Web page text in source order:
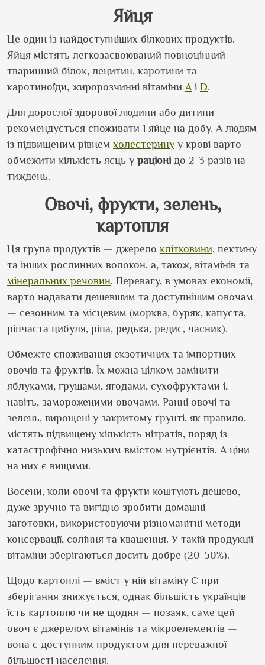
Яйця
Це один із найдоступніших білкових продуктів.
Яйця містять легкозасвоюваний повноцінний
тваринний білок, лецитин, каротини та
каротиноїди, жиророзчинні вітаміни А і D.
Для дорослої здорової людини або дитини
рекомендується споживати 1 яйце на добу. А людям
із підвищеним рівнем холестерину у крові варто
обмежити кількість яєць у раціоні до 2-3 разів на
тиждень.
Овочі, фрукти, зелень,
картопля
Ця група продуктів — джерело клітковини, пектину
та інших рослинних волокон, а, також, вітамінів та
мінеральних речовин. Перевагу, в умовах економії,
варто надавати дешевшим та доступнішим овочам
— сезонним та місцевим (морква, буряк, капуста,
ріпчаста цибуля, ріпа, редька, редис, часник).
Обмежте споживання екзотичних та імпортних
овочів та фруктів. Їх можна цілком замінити
яблуками, грушами, ягодами, сухофруктами і,
навіть, замороженими овочами. Ранні овочі та
зелень, вирощені у закритому ґрунті, як правило,
містять підвищену кількість нітратів, поряд із
катастрофічно низьким вмістом нутрієнтів. А ціни
на них є вищими.
Восени, коли овочі та фрукти коштують дешево,
дуже зручно та вигідно зробити домашні
заготовки, використовуючи різноманітні методи
консервації, соління та квашення. У такій продукції
вітаміни зберігаються досить добре (20-50%).
Щодо картоплі — вміст у ній вітаміну С при
зберігання знижується, однак більшість українців
їсть картоплю чи не щодня — позаяк, саме цей
овоч є джерелом вітамінів та мікроелементів —
вона є доступним продуктом для переважної
більшості населення.